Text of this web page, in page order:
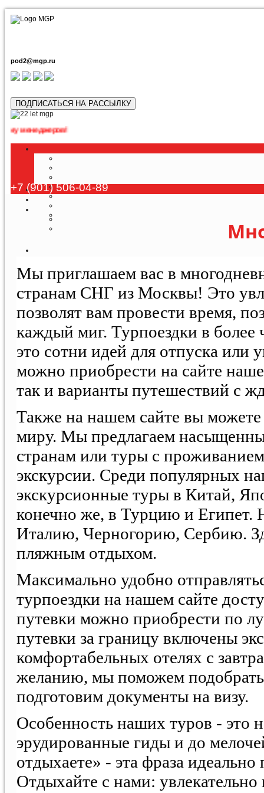
pod2@mgp.ru
ПОДПИСАТЬСЯ НА РАССЫЛКУ
+7 (901) 506-04-89